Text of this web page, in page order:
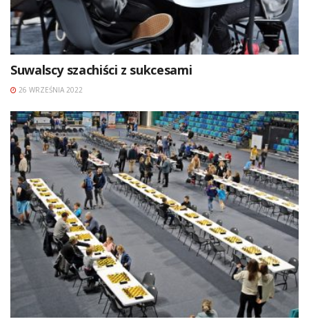
Suwalscy szachiści z sukcesami
26 WRZEŚNIA 2022